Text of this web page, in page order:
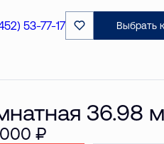
53-77-17 Выбрать
36.98 м
₽